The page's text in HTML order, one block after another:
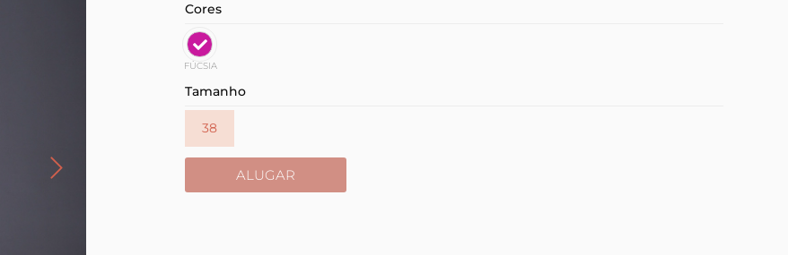
Cores
FÚCSIA
Tamanho
38
ALUGAR